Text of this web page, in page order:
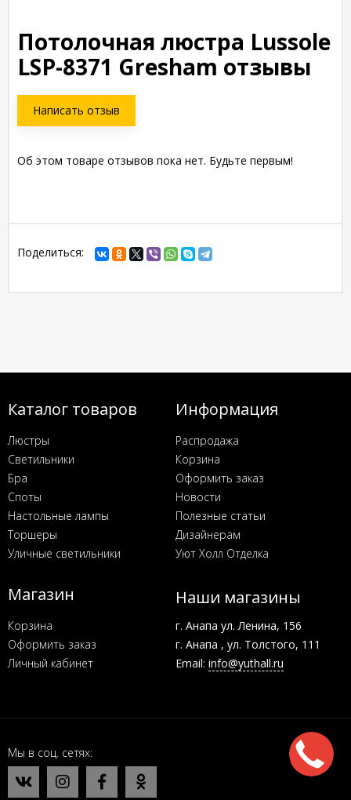
Потолочная люстра Lussole
LSP-8371 Gresham отзывы
Написать отзыв
Об этом товаре отзывов пока нет. Будьте первым!
Поделиться:
Каталог товаров
Люстры
Светильники
Бра
Споты
Настольные лампы
Торшеры
Уличные светильники
Информация
Распродажа
Корзина
Оформить заказ
Новости
Полезные статьи
Дизайнерам
Уют Холл Отделка
Магазин
Корзина
Оформить заказ
Личный кабинет
Наши магазины
г. Анапа ул. Ленина, 156
г. Анапа , ул. Толстого, 111
Email: info@yuthall.ru
Мы в соц. сетях